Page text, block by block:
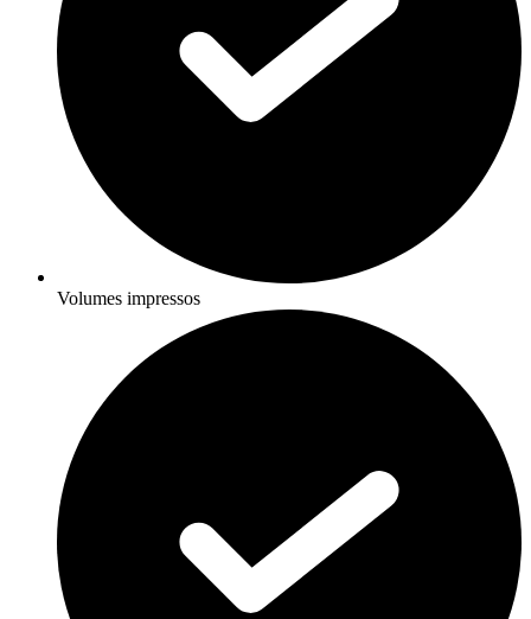
Volumes impressos